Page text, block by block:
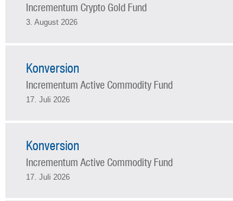
Incrementum Crypto Gold Fund
3. August 2026
Konversion
Incrementum Active Commodity Fund
17. Juli 2026
Konversion
Incrementum Active Commodity Fund
17. Juli 2026